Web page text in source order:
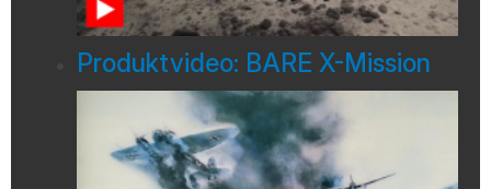
Produktvideo: BARE X-Mission